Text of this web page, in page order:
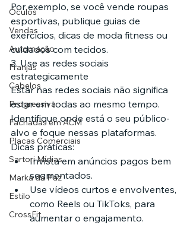
Óculos
Vendas
Automação
Franjas
Cabelos
Progressiva
Fachadas em ACM
Placas Comerciais
Sartori Mídias
Marka da Paz
Estilo
CrossFit
Por exemplo, se você vende roupas
esportivas, publique guias de
exercícios, dicas de moda fitness ou
cuidados com tecidos.
3. Use as redes sociais
estrategicamente
Estar nas redes sociais não significa
estar em todas ao mesmo tempo.
Identifique onde está o seu público-
alvo e foque nessas plataformas.
Dicas práticas:
Invista em anúncios pagos bem
segmentados.
Use vídeos curtos e envolventes,
como Reels ou TikToks, para
aumentar o engajamento.